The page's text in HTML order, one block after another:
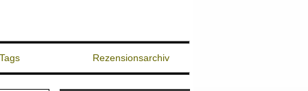
Tags Rezensionsarchiv